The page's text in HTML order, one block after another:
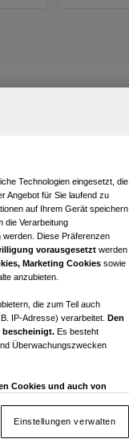
Technologien eingesetzt, die
Angebot für Sie laufend zu
auf Ihrem Gerät speichern
die Verarbeitung
Diese Präferenzen
vorausgesetzt werden
Marketing Cookies sowie
anzubieten.
die zum Teil auch
IP-Adresse) verarbeitet. Den
bescheinigt. Es besteht
Überwachungszwecken
Cookies und auch von
Einstellungen verwalten